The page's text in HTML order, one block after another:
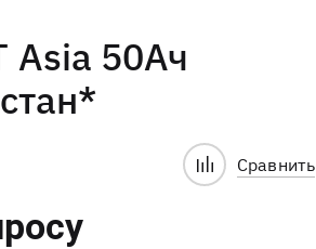
Asia 50Ач
Сравнить